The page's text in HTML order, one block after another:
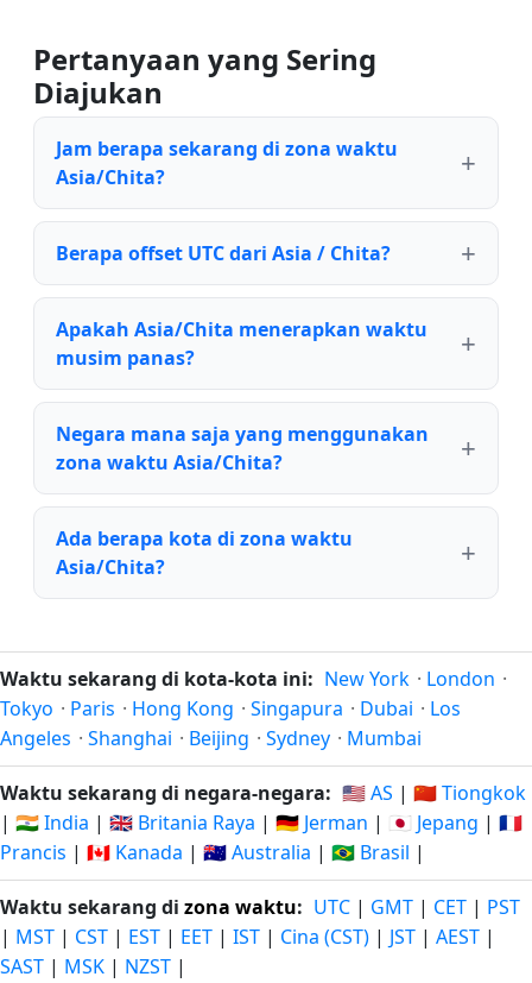
Pertanyaan yang Sering
Diajukan
Jam berapa sekarang di zona waktu
Asia/Chita?
Berapa offset UTC dari Asia / Chita?
Apakah Asia/Chita menerapkan waktu
musim panas?
Negara mana saja yang menggunakan
zona waktu Asia/Chita?
Ada berapa kota di zona waktu
Asia/Chita?
Waktu sekarang di kota-kota ini: New York · London ·
Tokyo · Paris · Hong Kong · Singapura · Dubai · Los
Angeles · Shanghai · Beijing · Sydney · Mumbai
Waktu sekarang di negara-negara: 🇺🇸 AS | 🇨🇳 Tiongkok
| 🇮🇳 India | 🇬🇧 Britania Raya | 🇩🇪 Jerman | 🇯🇵 Jepang | 🇫🇷
Prancis | 🇨🇦 Kanada | 🇦🇺 Australia | 🇧🇷 Brasil |
Waktu sekarang di zona waktu: UTC | GMT | CET | PST
| MST | CST | EST | EET | IST | Cina (CST) | JST | AEST |
SAST | MSK | NZST |